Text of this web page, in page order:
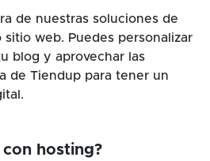
de nuestras soluciones de
web. Puedes personalizar
blog y aprovechar las
de Tiendup para tener un
hosting?